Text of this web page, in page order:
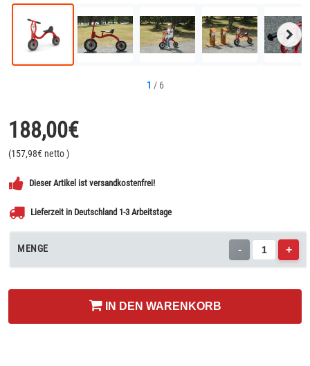
1 / 6
188,00€
(157,98€ netto)
Dieser Artikel ist versandkostenfrei!
Lieferzeit in Deutschland 1-3 Arbeitstage
MENGE - +
IN DEN WARENKORB